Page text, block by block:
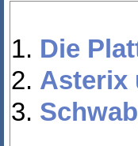
Die
Asterix